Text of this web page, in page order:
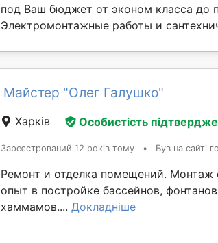
под Ваш бюджет от эконом класса до
Электромонтажные работы и
Майстер "Олег Галушко"
Харків Особистість
Зареєстрований 12 років тому • Був на сайті
Ремонт и отделка помещений. Монтаж
опыт в постройке бассейнов,
хаммамов.... Докладніше